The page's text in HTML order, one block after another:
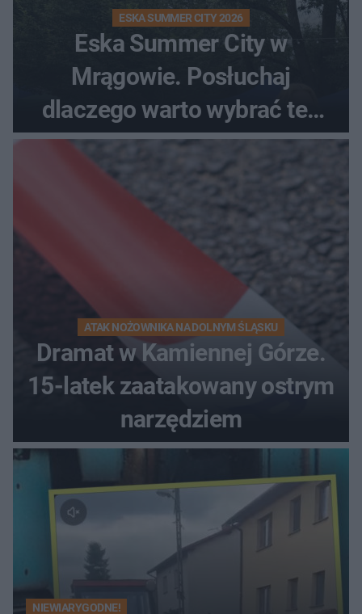
ESKA SUMMER CITY 2026
Eska Summer City w
Mrągowie. Posłuchaj
dlaczego warto wybrać ten
kierunek na urlop!
ATAK NOŻOWNIKA NA DOLNYM ŚLĄSKU
Dramat w Kamiennej Górze.
15-latek zaatakowany ostrym
narzędziem
NIEWIARYGODNE!